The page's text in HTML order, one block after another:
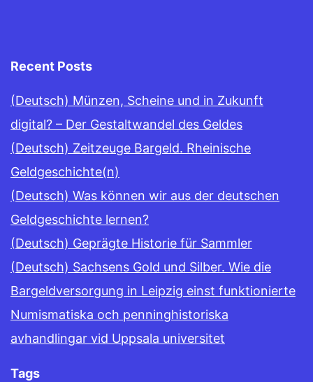
Recent Posts
(Deutsch) Münzen, Scheine und in Zukunft
digital? – Der Gestaltwandel des Geldes
(Deutsch) Zeitzeuge Bargeld. Rheinische
Geldgeschichte(n)
(Deutsch) Was können wir aus der deutschen
Geldgeschichte lernen?
(Deutsch) Geprägte Historie für Sammler
(Deutsch) Sachsens Gold und Silber. Wie die
Bargeldversorgung in Leipzig einst funktionierte
Numismatiska och penninghistoriska
avhandlingar vid Uppsala universitet
Tags